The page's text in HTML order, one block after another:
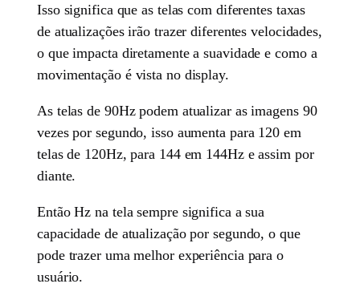
Isso significa que as telas com diferentes taxas
de atualizações irão trazer diferentes velocidades,
o que impacta diretamente a suavidade e como a
movimentação é vista no display.
As telas de 90Hz podem atualizar as imagens 90
vezes por segundo, isso aumenta para 120 em
telas de 120Hz, para 144 em 144Hz e assim por
diante.
Então Hz na tela sempre significa a sua
capacidade de atualização por segundo, o que
pode trazer uma melhor experiência para o
usuário.